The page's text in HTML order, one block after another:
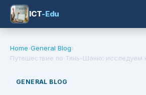
ICT-Edu
Home›General Blog›
Путешествие по Тянь-Шаню: исследуем
GENERAL BLOG